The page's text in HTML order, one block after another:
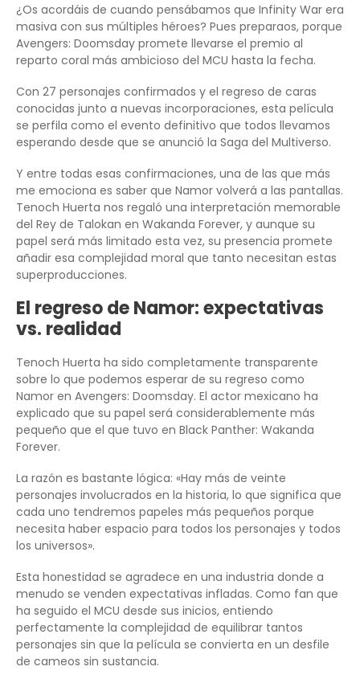
¿Os acordáis de cuando pensábamos que Infinity War era
masiva con sus múltiples héroes? Pues preparaos, porque
Avengers: Doomsday promete llevarse el premio al
reparto coral más ambicioso del MCU hasta la fecha.
Con 27 personajes confirmados y el regreso de caras
conocidas junto a nuevas incorporaciones, esta película
se perfila como el evento definitivo que todos llevamos
esperando desde que se anunció la Saga del Multiverso.
Y entre todas esas confirmaciones, una de las que más
me emociona es saber que Namor volverá a las pantallas.
Tenoch Huerta nos regaló una interpretación memorable
del Rey de Talokan en Wakanda Forever, y aunque su
papel será más limitado esta vez, su presencia promete
añadir esa complejidad moral que tanto necesitan estas
superproducciones.
El regreso de Namor: expectativas
vs. realidad
Tenoch Huerta ha sido completamente transparente
sobre lo que podemos esperar de su regreso como
Namor en Avengers: Doomsday. El actor mexicano ha
explicado que su papel será considerablemente más
pequeño que el que tuvo en Black Panther: Wakanda
Forever.
La razón es bastante lógica: «Hay más de veinte
personajes involucrados en la historia, lo que significa que
cada uno tendremos papeles más pequeños porque
necesita haber espacio para todos los personajes y todos
los universos».
Esta honestidad se agradece en una industria donde a
menudo se venden expectativas infladas. Como fan que
ha seguido el MCU desde sus inicios, entiendo
perfectamente la complejidad de equilibrar tantos
personajes sin que la película se convierta en un desfile
de cameos sin sustancia.